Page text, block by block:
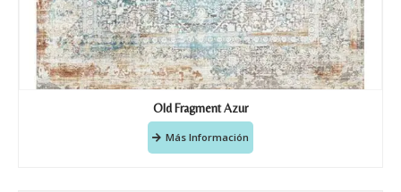
Old Fragment Azur
Más Información